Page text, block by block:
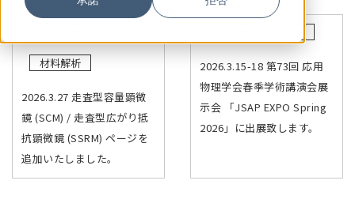
材料解析
2026.3.27 走査型容量顕微
鏡 (SCM) / 走査型広がり抵
抗顕微鏡 (SSRM) ページを
追加いたしました。
2026.3.15-18 第73回 応用
物理学会春季学術講演会展
示会 「JSAP EXPO Spring
2026」に出展致します。